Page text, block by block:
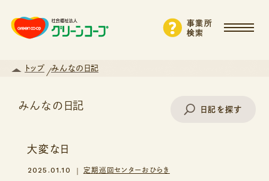
事業所
検索
トップ みんなの日記
みんなの日記 日記を探す
大変な日
2025.01.10 定期巡回センターおひらき